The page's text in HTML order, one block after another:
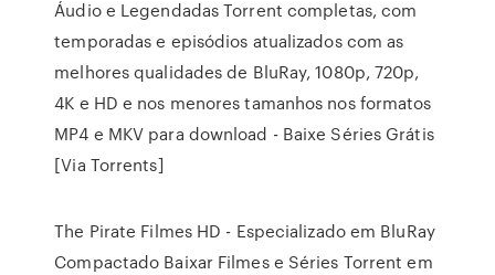
Áudio e Legendadas Torrent completas, com
temporadas e episódios atualizados com as
melhores qualidades de BluRay, 1080p, 720p,
4K e HD e nos menores tamanhos nos formatos
MP4 e MKV para download - Baixe Séries Grátis
[Via Torrents]
The Pirate Filmes HD - Especializado em BluRay
Compactado Baixar Filmes e Séries Torrent em